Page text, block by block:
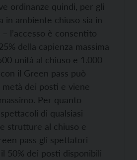
ordinanze quindi, per gli
in ambiente chiuso sia in
l’accesso è consentito
della capienza massima
unità al chiuso e 1.000
il Green pass può
dei posti e viene
Per quanto
di qualsiasi
strutture al chiuso e
pass gli spettatori
50% dei posti disponibili